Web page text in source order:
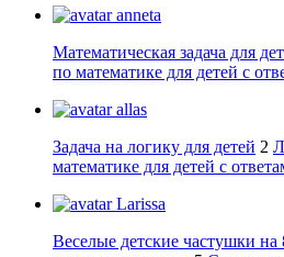
anneta
Математическая задача для
по математике для детей с
allas
Задача на логику для детей 2
математике для детей с
Larissa
Веселые детские частушки